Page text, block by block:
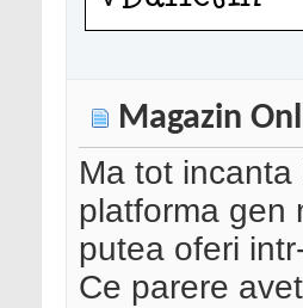
Magazin
Ma tot
platforma gen
putea oferi
Ce parere